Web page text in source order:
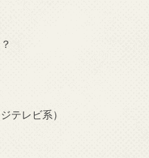
テレビ系）